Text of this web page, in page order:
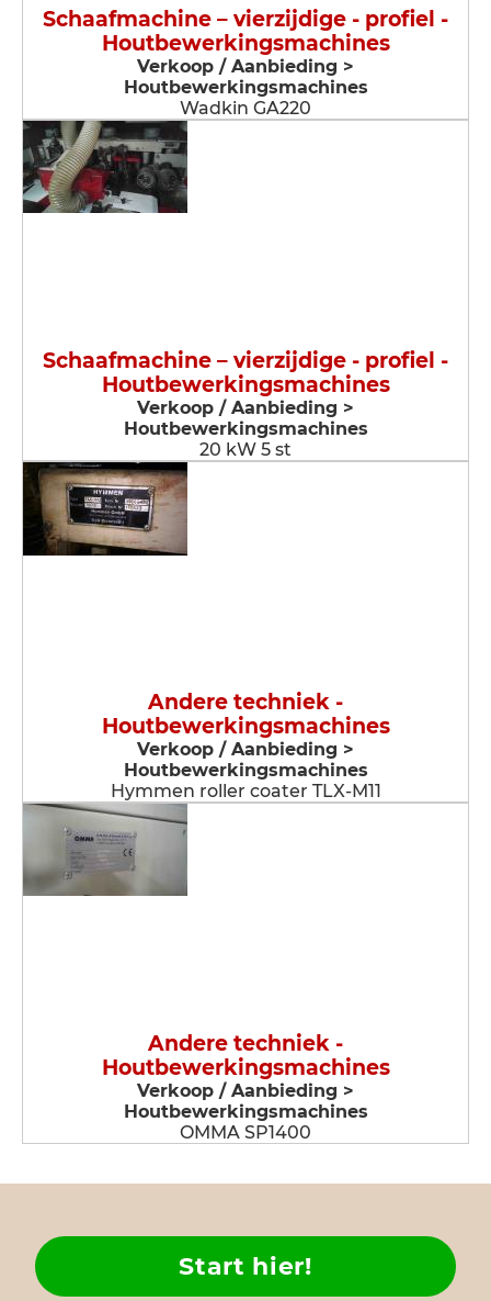
Schaafmachine – vierzijdige - profiel -
Houtbewerkingsmachines
Verkoop / Aanbieding >
Houtbewerkingsmachines
Wadkin GA220
Schaafmachine – vierzijdige - profiel -
Houtbewerkingsmachines
Verkoop / Aanbieding >
Houtbewerkingsmachines
20 kW 5 st
Andere techniek -
Houtbewerkingsmachines
Verkoop / Aanbieding >
Houtbewerkingsmachines
Hymmen roller coater TLX-M11
Andere techniek -
Houtbewerkingsmachines
Verkoop / Aanbieding >
Houtbewerkingsmachines
OMMA SP1400
Start hier!